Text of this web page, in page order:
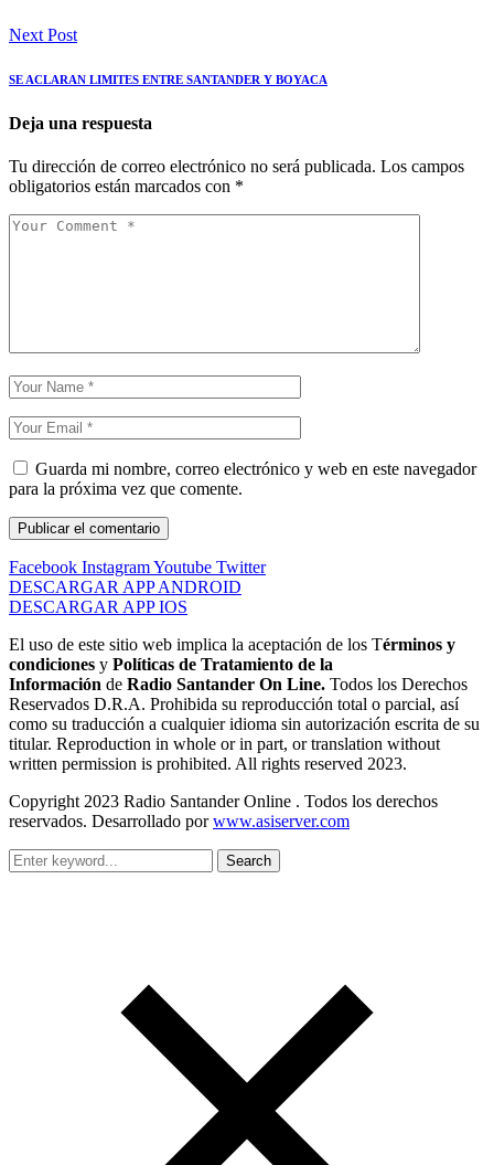
Next Post
SE ACLARAN LIMITES ENTRE SANTANDER Y BOYACA
Deja una respuesta
Tu dirección de correo electrónico no será publicada. Los campos
obligatorios están marcados con *
Guarda mi nombre, correo electrónico y web en este navegador
para la próxima vez que comente.
Facebook InstagramYoutube Twitter
DESCARGAR APP ANDROID
DESCARGAR APP IOS
El uso de este sitio web implica la aceptación de los Términos y
condiciones y Políticas de Tratamiento de la
Información de Radio Santander On Line. Todos los Derechos
Reservados D.R.A. Prohibida su reproducción total o parcial, así
como su traducción a cualquier idioma sin autorización escrita de su
titular. Reproduction in whole or in part, or translation without
written permission is prohibited. All rights reserved 2023.
Copyright 2023 Radio Santander Online . Todos los derechos
reservados. Desarrollado porwww.asiserver.com
Search